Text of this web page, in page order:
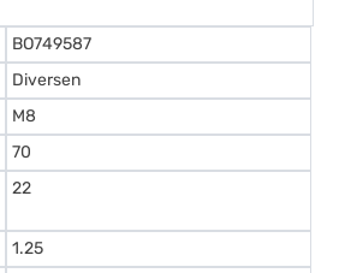
BO749587
Diversen
M8
70
22
1.25